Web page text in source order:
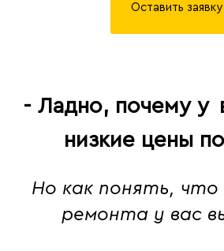
Оставить заявку
- Ладно, почему у
низкие цены
Но как понять, что
ремонта у вас